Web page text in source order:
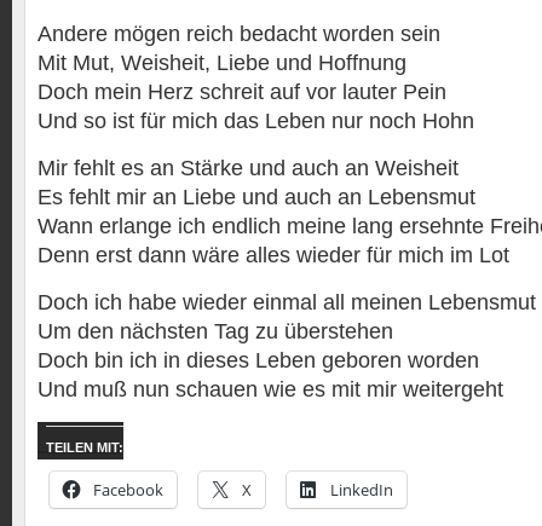
Andere mögen reich bedacht worden sein
Mit Mut, Weisheit, Liebe und Hoffnung
Doch mein Herz schreit auf vor lauter Pein
Und so ist für mich das Leben nur noch Hohn
Mir fehlt es an Stärke und auch an Weisheit
Es fehlt mir an Liebe und auch an Lebensmut
Wann erlange ich endlich meine lang ersehnte
Denn erst dann wäre alles wieder für mich im Lot
Doch ich habe wieder einmal all meinen Lebensmut
Um den nächsten Tag zu überstehen
Doch bin ich in dieses Leben geboren worden
Und muß nun schauen wie es mit mir weitergeht
TEILEN MIT:
Facebook X LinkedIn